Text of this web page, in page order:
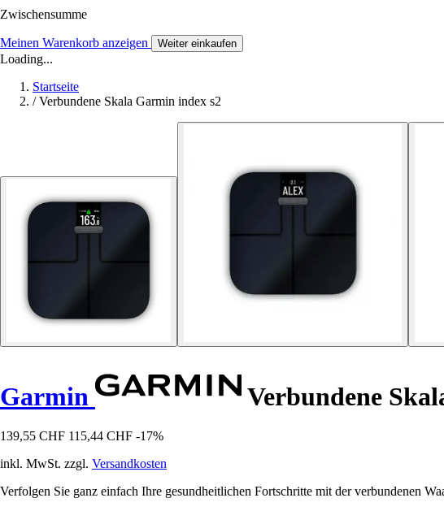
Zwischensumme
Meinen Warenkorb anzeigen Weiter einkaufen
Loading...
Startseite
/ Verbundene Skala Garmin index s2
Garmin Verbundene
139,55 CHF 115,44 CHF -17%
inkl. MwSt. zzgl. Versandkosten
Verfolgen Sie ganz einfach Ihre gesundheitlichen Fortschritte mit der verbundenen